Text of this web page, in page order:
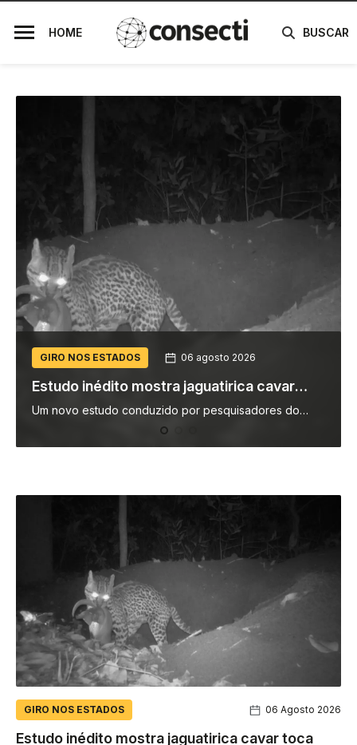
HOME BUSCAR
GIRO NOS ESTADOS 06 agosto 2026
Eclipse solar total da próxima semana será
visível no Brasil?
Na próxima quarta-feira (12), acontece um dos eclipses
solares mais importantes da década, conforme
GIRO NOS ESTADOS 06 Agosto 2026
Estudo inédito mostra jaguatirica cavar toca